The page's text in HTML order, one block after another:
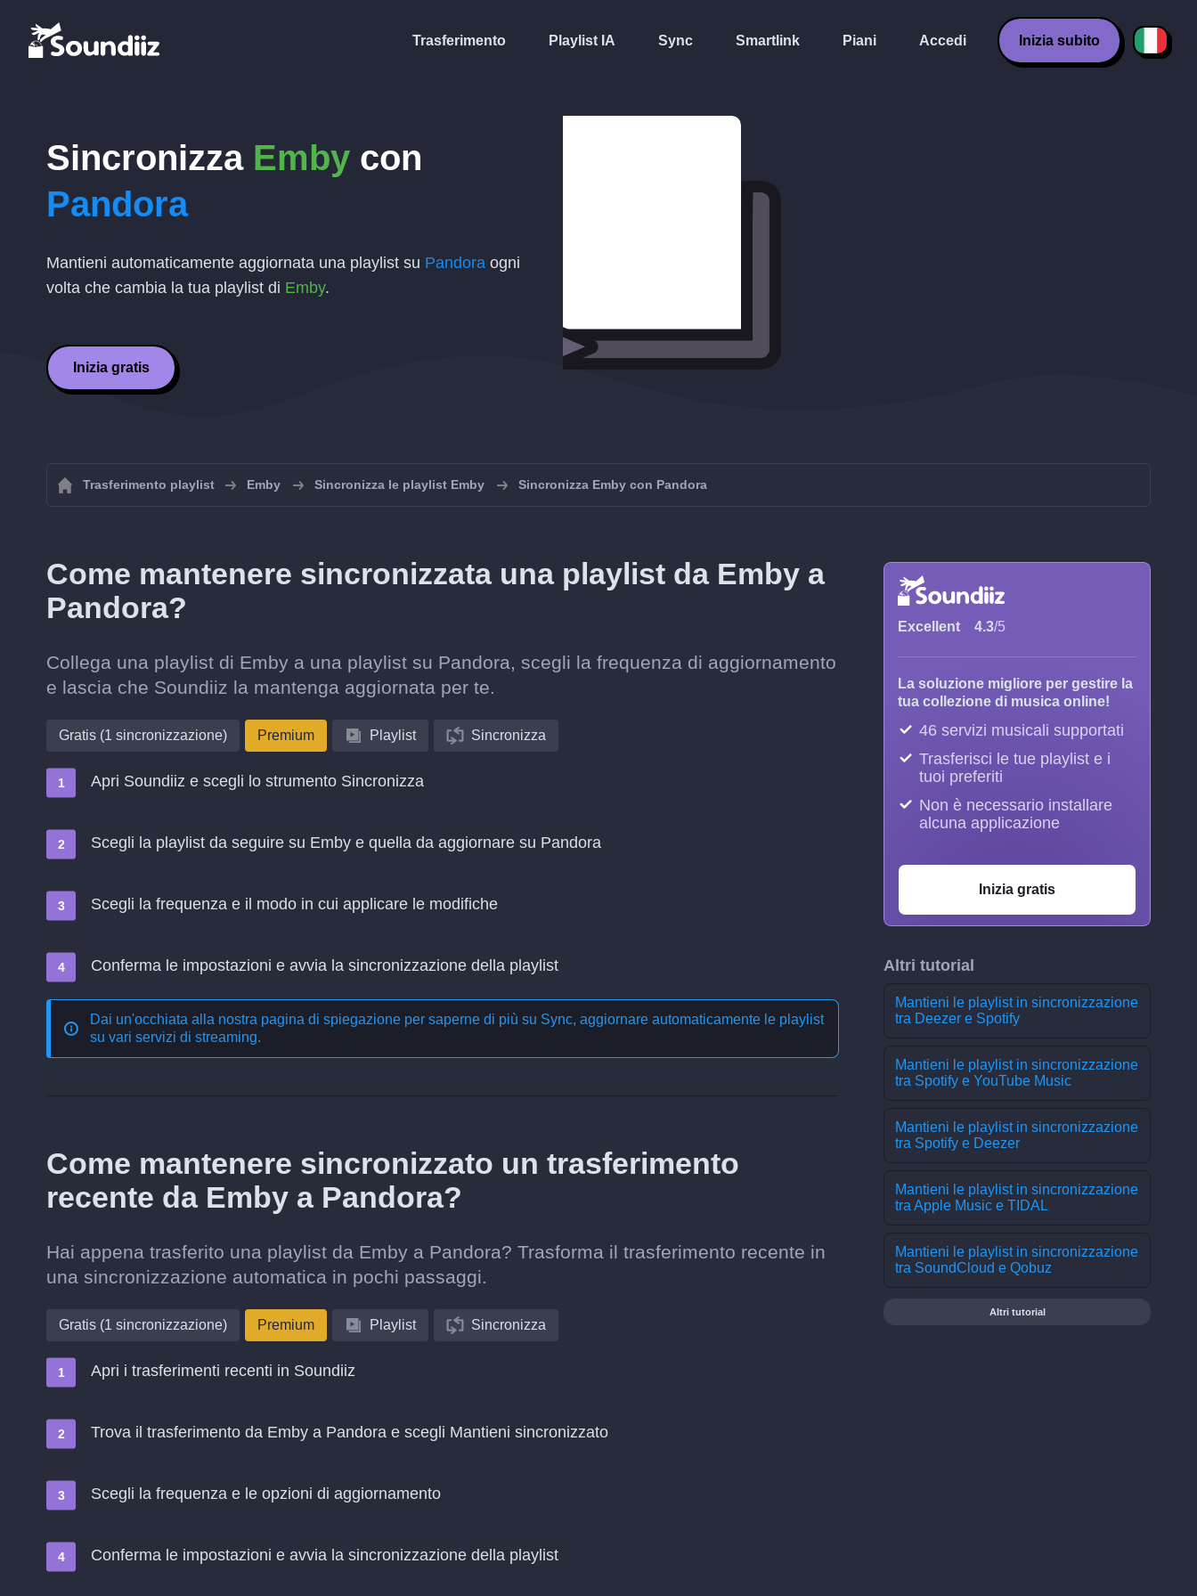
Trasferimento Playlist IA Sync Smartlink Piani Accedi Inizia subito
Sincronizza Emby con
Pandora
Mantieni automaticamente aggiornata una playlist su Pandora ogni
volta che cambia la tua playlist di Emby.
Inizia gratis
Trasferimento playlist Emby Sincronizza le playlist Emby Sincronizza Emby con Pandora
Come mantenere sincronizzata una playlist da Emby a
Pandora?
Collega una playlist di Emby a una playlist su Pandora, scegli la frequenza di aggiornamento
e lascia che Soundiiz la mantenga aggiornata per te.
Gratis (1 sincronizzazione) Premium Playlist Sincronizza
Apri Soundiiz e scegli lo strumento Sincronizza
Scegli la playlist da seguire su Emby e quella da aggiornare su Pandora
Scegli la frequenza e il modo in cui applicare le modifiche
Conferma le impostazioni e avvia la sincronizzazione della playlist
Dai un'occhiata alla nostra pagina di spiegazione per saperne di più su Sync, aggiornare automaticamente le playlist
su vari servizi di streaming.
Come mantenere sincronizzato un trasferimento
recente da Emby a Pandora?
Hai appena trasferito una playlist da Emby a Pandora? Trasforma il trasferimento recente in
una sincronizzazione automatica in pochi passaggi.
Gratis (1 sincronizzazione) Premium Playlist Sincronizza
Apri i trasferimenti recenti in Soundiiz
Trova il trasferimento da Emby a Pandora e scegli Mantieni sincronizzato
Scegli la frequenza e le opzioni di aggiornamento
Conferma le impostazioni e avvia la sincronizzazione della playlist
Excellent 4.3/5
La soluzione migliore per gestire la
tua collezione di musica online!
46 servizi musicali supportati
Trasferisci le tue playlist e i
tuoi preferiti
Non è necessario installare
alcuna applicazione
Inizia gratis
Altri tutorial
Mantieni le playlist in sincronizzazione
tra Deezer e Spotify
Mantieni le playlist in sincronizzazione
tra Spotify e YouTube Music
Mantieni le playlist in sincronizzazione
tra Spotify e Deezer
Mantieni le playlist in sincronizzazione
tra Apple Music e TIDAL
Mantieni le playlist in sincronizzazione
tra SoundCloud e Qobuz
Altri tutorial